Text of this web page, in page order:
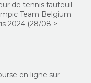
de tennis fauteuil
Team Belgium
2024 (28/08 >
en ligne sur